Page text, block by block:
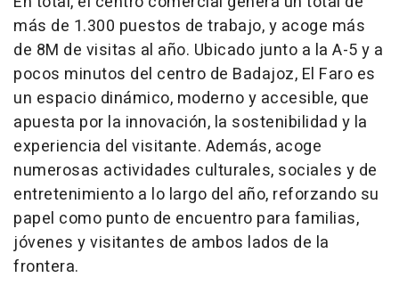
más de 1.300 puestos de trabajo, y acoge más
de 8M de visitas al año. Ubicado junto a la A-5 y a
pocos minutos del centro de Badajoz, El Faro es
un espacio dinámico, moderno y accesible, que
apuesta por la innovación, la sostenibilidad y la
experiencia del visitante. Además, acoge
numerosas actividades culturales, sociales y de
entretenimiento a lo largo del año, reforzando su
papel como punto de encuentro para familias,
jóvenes y visitantes de ambos lados de la
frontera.